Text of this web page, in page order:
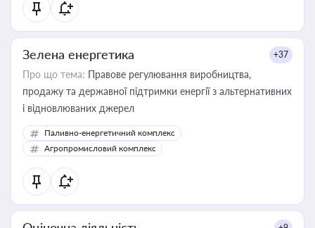
Зелена енергетика +37
Про що тема: Правове регулювання виробництва,
продажу та державної підтримки енергії з альтернативних
і відновлюваних джерел
Паливно-енергетичний комплекс
Агропромисловий комплекс